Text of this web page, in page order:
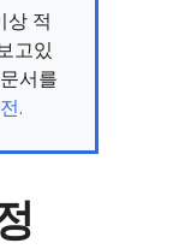
상 적
고있
서를
.